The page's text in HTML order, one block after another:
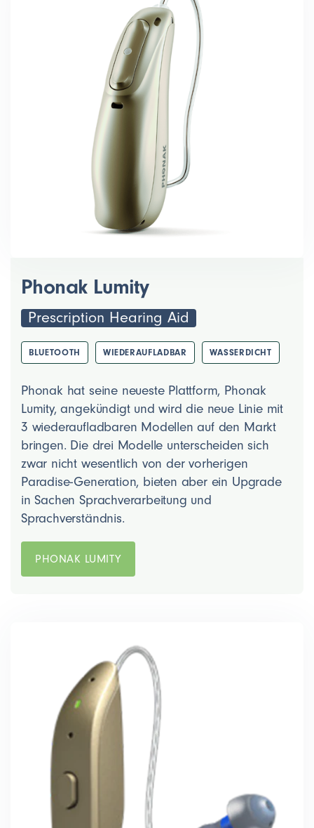
Phonak Lumity
Prescription Hearing Aid
BLUETOOTH WIEDERAUFLADBAR WASSERDICHT
Phonak hat seine neueste Plattform, Phonak
Lumity, angekündigt und wird die neue Linie mit
3 wiederaufladbaren Modellen auf den Markt
bringen. Die drei Modelle unterscheiden sich
zwar nicht wesentlich von der vorherigen
Paradise-Generation, bieten aber ein Upgrade
in Sachen Sprachverarbeitung und
Sprachverständnis.
PHONAK LUMITY